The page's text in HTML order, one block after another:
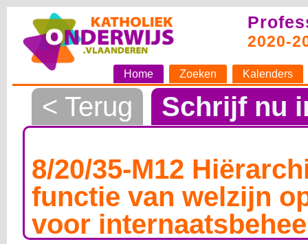
2020-
Home Zoeken Kalenders
< Terug Schrijf nu
8/20/35-M12
functie van welzijn
voor